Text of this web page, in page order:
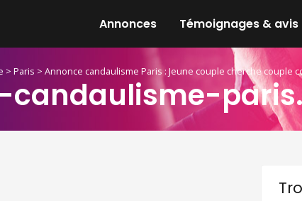
Annonces Témoignages & avis
> Paris > Annonce candaulisme Paris : Jeune couple cherche couple
candaulisme-